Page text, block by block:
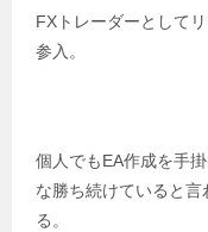
FXトレーダーとして
参入。
個人でもEA作成を手
な勝ち続けていると
る。